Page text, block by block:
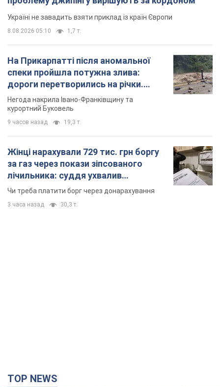
Жінці нарахували 729 тис. грн боргу
за газ через покази зіпсованого
лічильника: суддя ухвалив
неочікуване рішення
Чи треба платити борг через донарахування
3 часа назад 30,3 т.
Кремль отримав "вікно можливостей", а Трамп